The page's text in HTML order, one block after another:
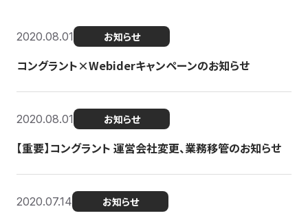
2020.08.01 お知らせ
コングラント×Webiderキャンペーンのお知らせ
2020.08.01 お知らせ
【重要】コングラント 運営会社変更、業務移管のお知らせ
2020.07.14 お知らせ